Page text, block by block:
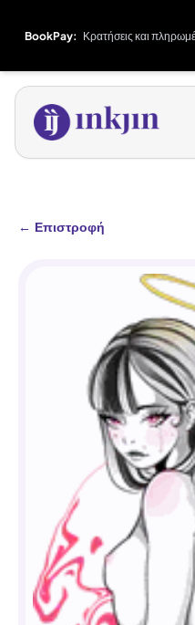
BookPay: Κρατήσεις και
← Επιστροφή